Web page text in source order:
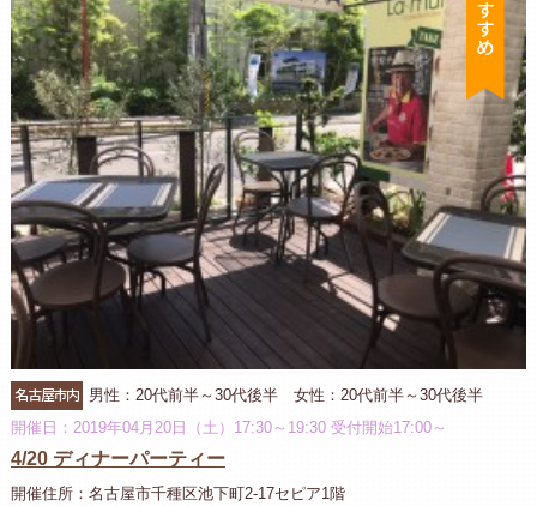
名古屋市内
男性：20代前半～30代後半 女性：20代前半～30代後半
開催日：2019年04月20日（土）17:30～19:30 受付開始17:00～
4/20 ディナーパーティー
開催住所：名古屋市千種区池下町2-17セピア1階